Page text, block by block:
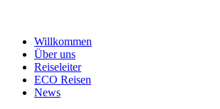
Willkommen
Über uns
Reiseleiter
ECO Reisen
News